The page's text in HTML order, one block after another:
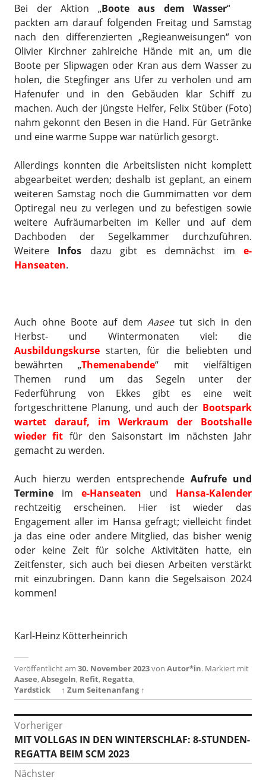
Bei der Aktion „Boote aus dem Wasser“
packten am darauf folgenden Freitag und Samstag
nach den differenzierten „Regieanweisungen“ von
Olivier Kirchner zahlreiche Hände mit an, um die
Boote per Slipwagen oder Kran aus dem Wasser zu
holen, die Stegfinger ans Ufer zu verholen und am
Hafenufer und in den Gebäuden klar Schiff zu
machen. Auch der jüngste Helfer, Felix Stüber (Foto)
nahm gekonnt den Besen in die Hand. Für Getränke
und eine warme Suppe war natürlich gesorgt.
Allerdings konnten die Arbeitslisten nicht komplett
abgearbeitet werden; deshalb ist geplant, an einem
weiteren Samstag noch die Gummimatten vor dem
Optiregal neu zu verlegen und zu befestigen sowie
weitere Aufräumarbeiten im Keller und auf dem
Dachboden der Segelkammer durchzuführen.
Weitere Infos dazu gibt es demnächst ime-
Hanseaten.
Auch ohne Boote auf demAaseetut sich in den
Herbst- und Wintermonaten viel: die
Ausbildungskursestarten, für die beliebten und
bewährten „Themenabende“ mit vielfältigen
Themen rund um das Segeln unter der
Federführung von Ekkes gibt es eine weit
fortgeschrittene Planung, und auch der Bootspark
wartet darauf, im Werkraum der Bootshalle
wieder fit für den Saisonstart im nächsten Jahr
gemacht zu werden.
Auch hierzu werden entsprechende Aufrufe und
Termine im e-Hanseaten und Hansa-Kalender
rechtzeitig erscheinen. Hier ist wieder das
Engagement aller im Hansa gefragt; vielleicht findet
ja das eine oder andere Mitglied, das bisher wenig
oder keine Zeit für solche Aktivitäten hatte, ein
Zeitfenster, sich auch bei diesen Arbeiten verstärkt
mit einzubringen. Dann kann die Segelsaison 2024
kommen!
Karl-Heinz Kötterheinrich
Veröffentlicht am 30. November 2023von Autor*in. Markiert mit
Aasee,Absegeln, Refit, Regatta,
Yardstick
↑ Zum Seitenanfang ↑
Beitragsnavigation
Vorheriger
Vorheriger
Beitrag:
MIT VOLLGAS IN DEN WINTERSCHLAF: 8-STUNDEN-
REGATTA BEIM SCM 2023
Nächster